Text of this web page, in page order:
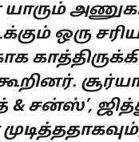
ஒரு
& சன்ஸ்’,